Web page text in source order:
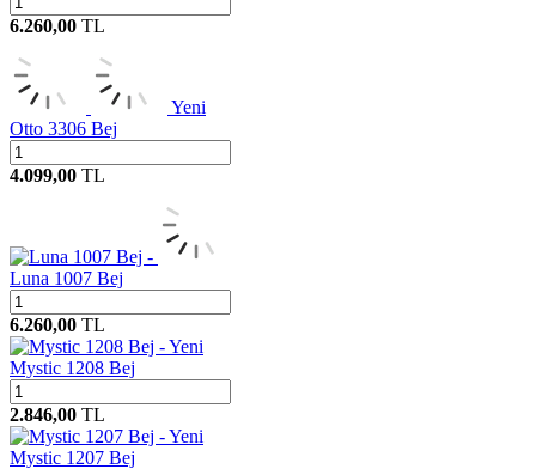
6.260,00 TL
Yeni
Otto 3306 Bej
4.099,00 TL
Luna 1007 Bej
6.260,00 TL
Yeni
Mystic 1208 Bej
2.846,00 TL
Yeni
Mystic 1207 Bej